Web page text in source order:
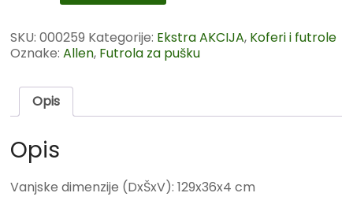
SKU:000259 Kategorije: Ekstra AKCIJA, Koferi i futrole
Oznake:Allen, Futrola za pušku
Opis
Opis
Vanjske dimenzije (DxŠxV): 129x36x4 cm